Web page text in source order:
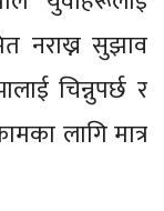
नराख्न सुझाव
चिन्नुपर्छ र
लागि मात्र